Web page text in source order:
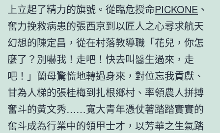
上立起了精力的旗號。從臨危授命PICKONE 、
奮力挽救病患的張西京到以匠人之心尋求航天
幻想的陳定昌，從在村落教導職「花兒，你怎
麼了？別嚇我！走吧！快去叫醫生過來，走
吧！」蘭母驚慌地轉過身來，對位忘我貢獻、
甘為人梯的張桂梅到扎根鄉村、率領農人拼搏
奮斗的黃文秀……寬大青年憑仗著踏踏實實的
奮斗成為行業中的領甲士才，以芳華之生氣踏